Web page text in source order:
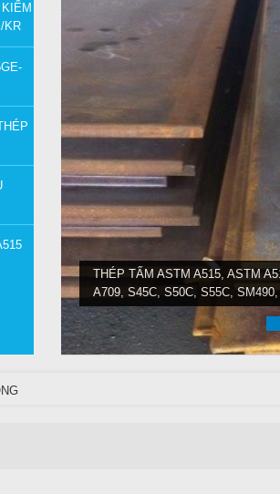
KR
THÉP TẤM ASTM A515, ASTM
A709, S45C, S50C, S55C,